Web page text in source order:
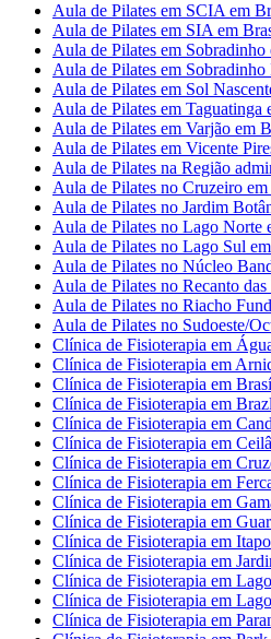
Aula de Pilates em SCIA em
Aula de Pilates em SIA em
Aula de Pilates em
Aula de Pilates em
Aula de Pilates em Sol
Aula de Pilates em Taguatinga
Aula de Pilates em Varjão em
Aula de Pilates em Vicente
Aula de Pilates na Região
Aula de Pilates no Cruzeiro
Aula de Pilates no Jardim
Aula de Pilates no Lago Norte
Aula de Pilates no Lago Sul
Aula de Pilates no Núcleo
Aula de Pilates no Recanto
Aula de Pilates no Riacho
Aula de Pilates no Sudoeste/
Clínica de Fisioterapia em
Clínica de Fisioterapia em
Clínica de Fisioterapia em
Clínica de Fisioterapia em
Clínica de Fisioterapia em
Clínica de Fisioterapia em
Clínica de Fisioterapia em
Clínica de Fisioterapia em
Clínica de Fisioterapia em
Clínica de Fisioterapia em
Clínica de Fisioterapia em
Clínica de Fisioterapia em
Clínica de Fisioterapia em
Clínica de Fisioterapia em
Clínica de Fisioterapia em